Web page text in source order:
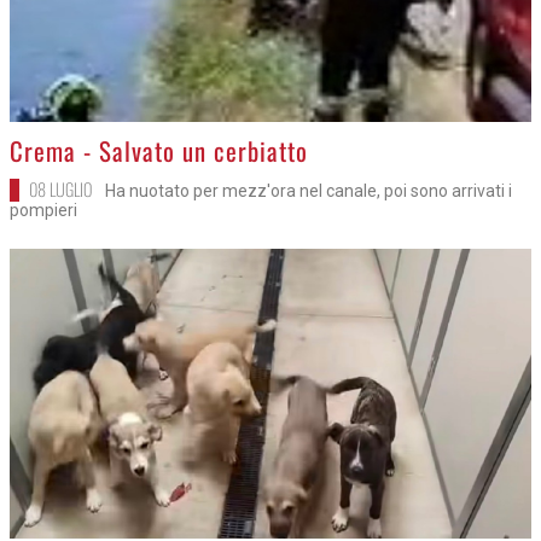
>
Crema - Salvato un cerbiatto
08 LUGLIO
Ha nuotato per mezz'ora nel canale, poi sono arrivati i
pompieri